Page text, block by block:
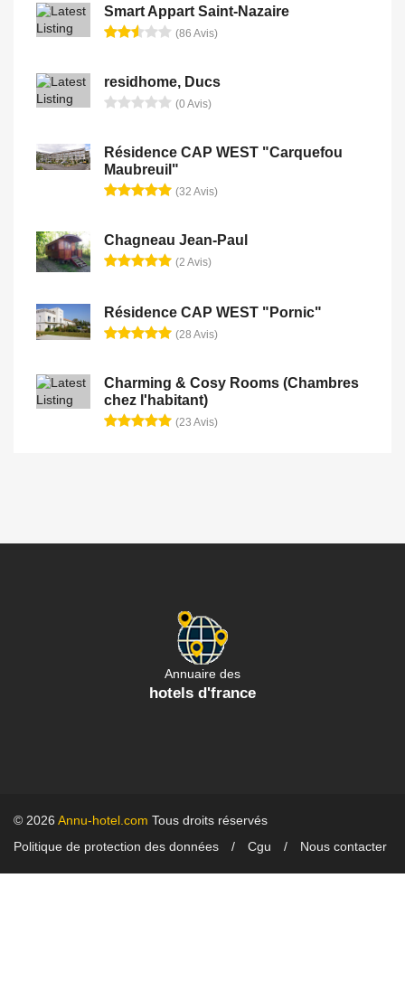
Smart Appart Saint-Nazaire
(86 Avis)
residhome, Ducs
(0 Avis)
Résidence CAP WEST "Carquefou
Maubreuil"
(32 Avis)
Chagneau Jean-Paul
(2 Avis)
Résidence CAP WEST "Pornic"
(28 Avis)
Charming & Cosy Rooms (Chambres
chez l'habitant)
(23 Avis)
Annuaire des
hotels d'france
© 2026 Annu-hotel.com Tous droits réservés
Politique de protection des données
Cgu Nous contacter